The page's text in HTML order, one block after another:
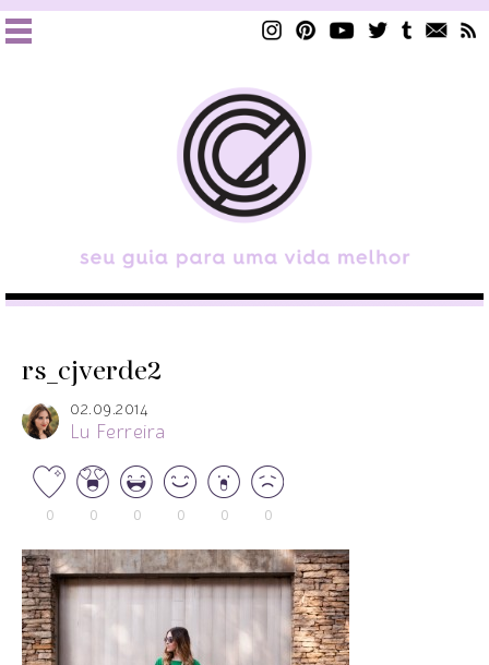
rs_cjverde2
02.09.2014
Lu Ferreira
0 0 0 0 0 0